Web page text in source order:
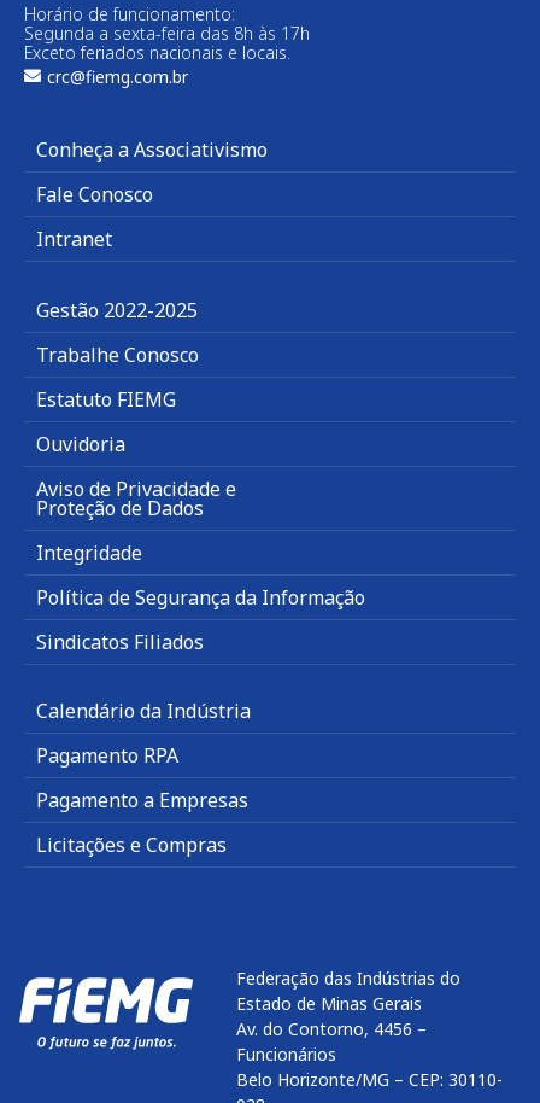
Horário de funcionamento:
Segunda a sexta-feira das 8h às 17h
Exceto feriados nacionais e locais.
crc@fiemg.com.br
Conheça a Associativismo
Fale Conosco
Intranet
Gestão 2022-2025
Trabalhe Conosco
Estatuto FIEMG
Ouvidoria
Aviso de Privacidade e
Proteção de Dados
Integridade
Política de Segurança da Informação
Sindicatos Filiados
Calendário da Indústria
Pagamento RPA
Pagamento a Empresas
Licitações e Compras
Federação das Indústrias do
Estado de Minas Gerais
Av. do Contorno, 4456 –
Funcionários
Belo Horizonte/MG – CEP: 30110-